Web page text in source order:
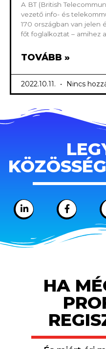
A BT (British
vezető info- és
170 országban van jelen
főt foglalkoztat – amihez a
TOVÁBB »
2022.10.11. Nincs
HA